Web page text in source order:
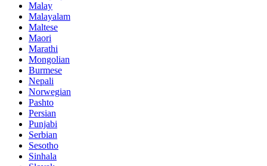
Malay
Malayalam
Maltese
Maori
Marathi
Mongolian
Burmese
Nepali
Norwegian
Pashto
Persian
Punjabi
Serbian
Sesotho
Sinhala